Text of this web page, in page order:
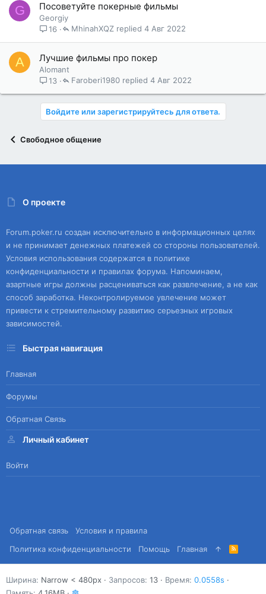
G Посоветуйте покерные фильмы
Georgiy
16
4 Авг 2022
MhinahXQZ
A Лучшие фильмы про покер
Alomant
13
4 Авг 2022
Faroberi1980
Войдите или зарегистрируйтесь для ответа.
Свободное общение
О проекте
Forum.poker.ru создан исключительно в информационных целях
и не принимает денежных платежей со стороны пользователей.
Условия использования содержатся в политике
конфиденциальности и правилах форума. Напоминаем,
азартные игры должны расцениваться как развлечение, а не как
способ заработка. Неконтролируемое увлечение может
привести к стремительному развитию серьезных игровых
зависимостей.
Быстрая навигация
Главная
Форумы
Обратная Связь
Личный кабинет
Войти
Обратная связь
Условия и правила
Политика конфиденциальности
Помощь Главная
R
S
S
Ширина Запросов 13 Время 0.0558s